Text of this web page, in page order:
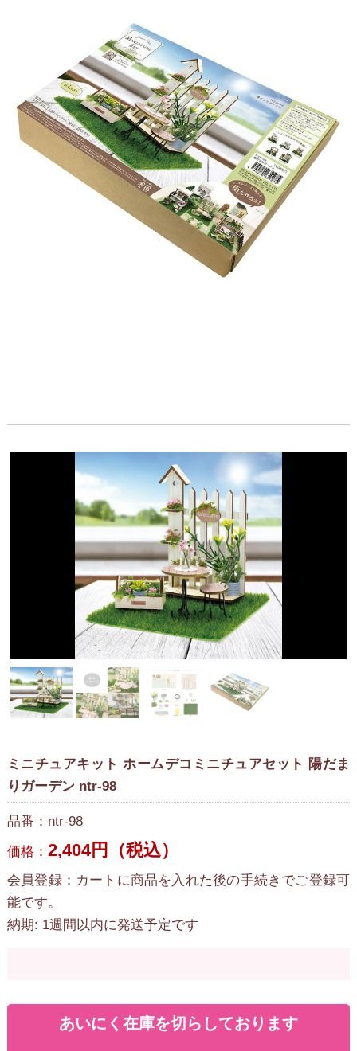
ミニチュアキット ホームデコミニチュアセット 陽だま
りガーデン ntr-98
品番：ntr-98
価格： 2,404円（税込）
会員登録：カートに商品を入れた後の手続きでご登録可
能です。
納期: 1週間以内に発送予定です
あいにく在庫を切らしております